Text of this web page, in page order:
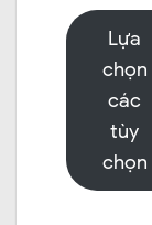
Lựa
chọn
các
tùy
chọn